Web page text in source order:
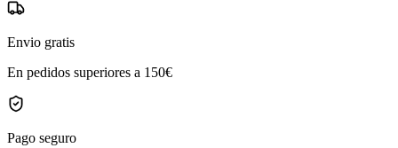
Envio gratis
En pedidos superiores a 150€
Pago seguro